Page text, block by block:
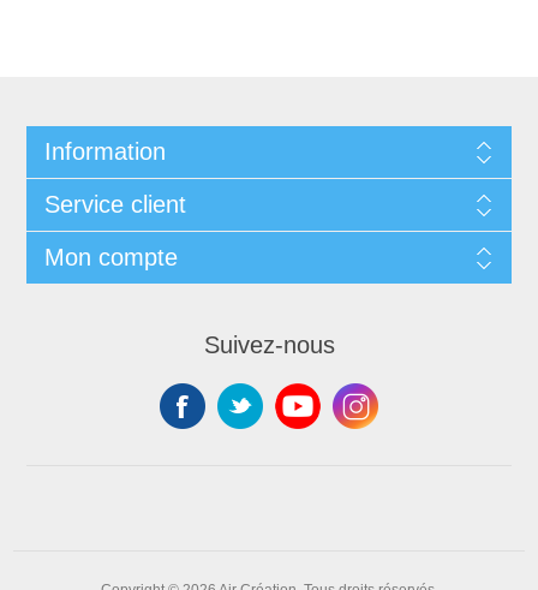
Information
Service client
Mon compte
Suivez-nous